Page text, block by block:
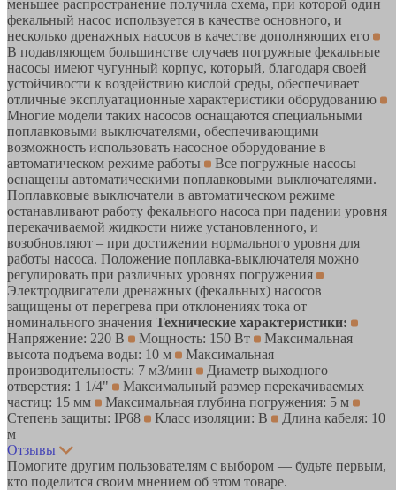
меньшее распространение получила схема, при которой один
фекальный насос используется в качестве основного, и
несколько дренажных насосов в качестве дополняющих его
В подавляющем большинстве случаев погружные фекальные
насосы имеют чугунный корпус, который, благодаря своей
устойчивости к воздействию кислой среды, обеспечивает
отличные эксплуатационные характеристики оборудованию
Многие модели таких насосов оснащаются специальными
поплавковыми выключателями, обеспечивающими
возможность использовать насосное оборудование в
автоматическом режиме работы
Все погружные насосы
оснащены автоматическими поплавковыми выключателями.
Поплавковые выключатели в автоматическом режиме
останавливают работу фекального насоса при падении уровня
перекачиваемой жидкости ниже установленного, и
возобновляют – при достижении нормального уровня для
работы насоса. Положение поплавка-выключателя можно
регулировать при различных уровнях погружения
Электродвигатели дренажных (фекальных) насосов
защищены от перегрева при отклонениях тока от
номинального значения Технические характеристики:
Напряжение: 220 В
Мощность: 150 Вт
Максимальная
высота подъема воды: 10 м
Максимальная
производительность: 7 м3/мин
Диаметр выходного
отверстия: 1 1/4"
Максимальный размер перекачиваемых
частиц: 15 мм
Максимальная глубина погружения: 5 м
Степень защиты: IP68
Класс изоляции: B
Длина кабеля: 10
м
Отзывы
Помогите другим пользователям с выбором — будьте первым,
кто поделится своим мнением об этом товаре.